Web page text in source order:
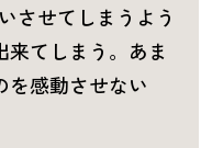
させてしまうよう
来てしまう。あま
を感動させない